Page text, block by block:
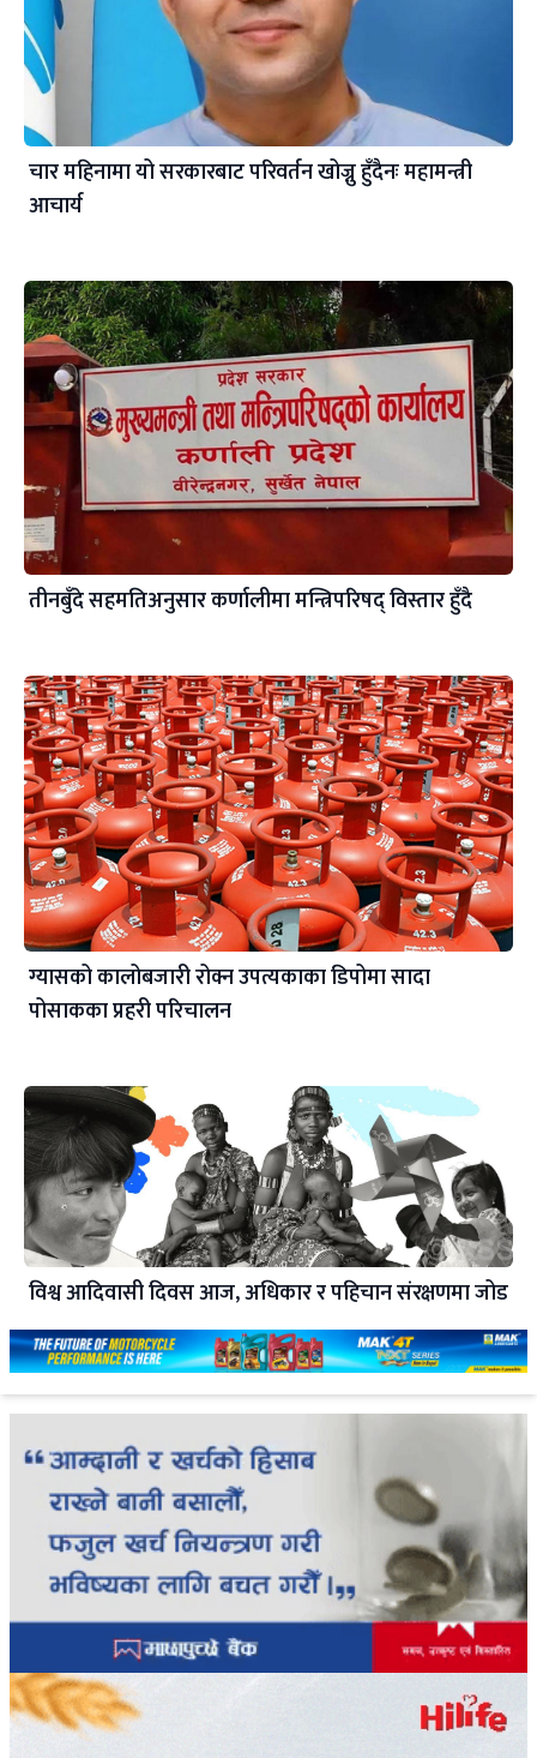
चार महिनामा यो सरकारबाट परिवर्तन खोज्नु हुँदैनः महामन्त्री
आचार्य
तीनबुँदे सहमतिअनुसार कर्णालीमा मन्त्रिपरिषद् विस्तार हुँदै
ग्यासको कालोबजारी रोक्न उपत्यकाका डिपोमा सादा
पोसाकका प्रहरी परिचालन
विश्व आदिवासी दिवस आज, अधिकार र पहिचान संरक्षणमा जोड